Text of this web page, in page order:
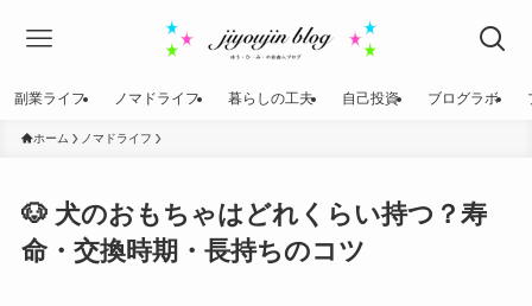
副業ライフ ノマドライフ 暮らしの工夫 自己投資 ブログラボ
ホーム ノマドライフ
🐶 犬のおもちゃはどれくらい持つ？寿
命・交換時期・長持ちのコツ